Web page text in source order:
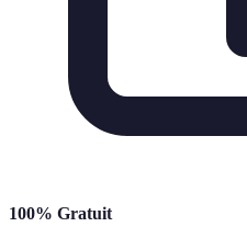
100% Gratuit